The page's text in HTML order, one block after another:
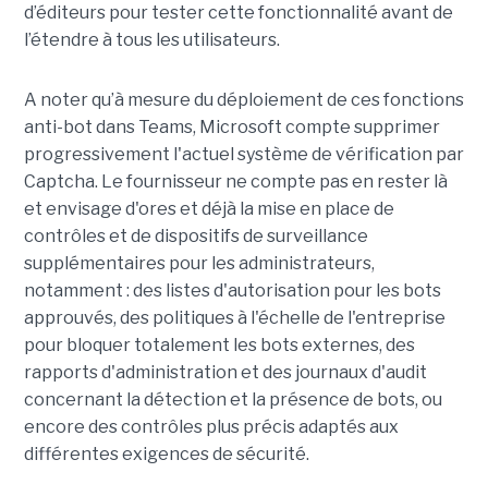
d’éditeurs pour tester cette fonctionnalité avant de
l’étendre à tous les utilisateurs.
A noter qu’à mesure du déploiement de ces fonctions
anti-bot dans Teams, Microsoft compte supprimer
progressivement l'actuel système de vérification par
Captcha. Le fournisseur ne compte pas en rester là
et envisage d'ores et déjà la mise en place de
contrôles et de dispositifs de surveillance
supplémentaires pour les administrateurs,
notamment : des listes d'autorisation pour les bots
approuvés, des politiques à l'échelle de l'entreprise
pour bloquer totalement les bots externes, des
rapports d'administration et des journaux d'audit
concernant la détection et la présence de bots, ou
encore des contrôles plus précis adaptés aux
différentes exigences de sécurité.